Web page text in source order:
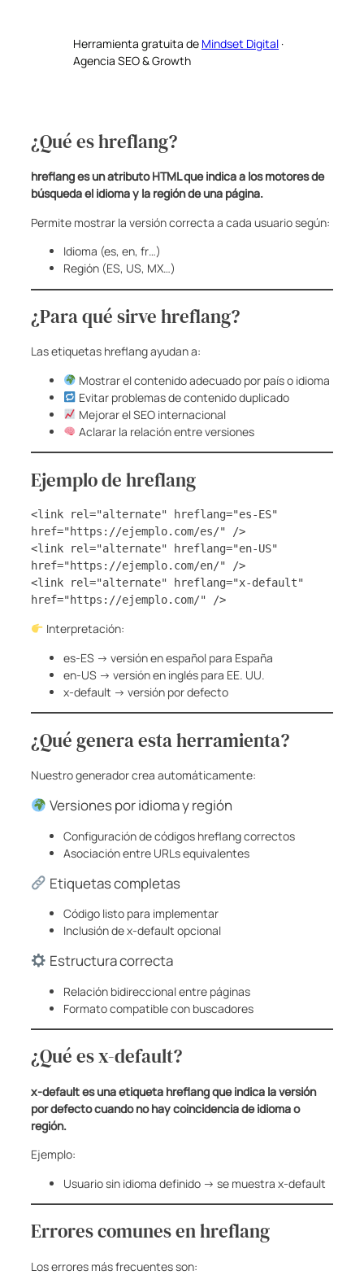
Herramienta gratuita de Mindset Digital ·
Agencia SEO & Growth
¿Qué es hreflang?
hreflang es un atributo HTML que indica a los motores de
búsqueda el idioma y la región de una página.
Permite mostrar la versión correcta a cada usuario según:
Idioma (es, en, fr…)
Región (ES, US, MX…)
¿Para qué sirve hreflang?
Las etiquetas hreflang ayudan a:
Mostrar el contenido adecuado por país o idioma
Evitar problemas de contenido duplicado
Mejorar el SEO internacional
Aclarar la relación entre versiones
Ejemplo de hreflang
<link rel="alternate" hreflang="es-ES"
href="https://ejemplo.com/es/" />
<link rel="alternate" hreflang="en-US"
href="https://ejemplo.com/en/" />
<link rel="alternate" hreflang="x-default"
href="https://ejemplo.com/" />
Interpretación:
es-ES → versión en español para España
en-US → versión en inglés para EE. UU.
x-default → versión por defecto
¿Qué genera esta herramienta?
Nuestro generador crea automáticamente:
Versiones por idioma y región
Configuración de códigos hreflang correctos
Asociación entre URLs equivalentes
Etiquetas completas
Código listo para implementar
Inclusión de x-default opcional
Estructura correcta
Relación bidireccional entre páginas
Formato compatible con buscadores
¿Qué es x-default?
x-default es una etiqueta hreflang que indica la versión
por defecto cuando no hay coincidencia de idioma o
región.
Ejemplo:
Usuario sin idioma definido → se muestra x-default
Errores comunes en hreflang
Los errores más frecuentes son: